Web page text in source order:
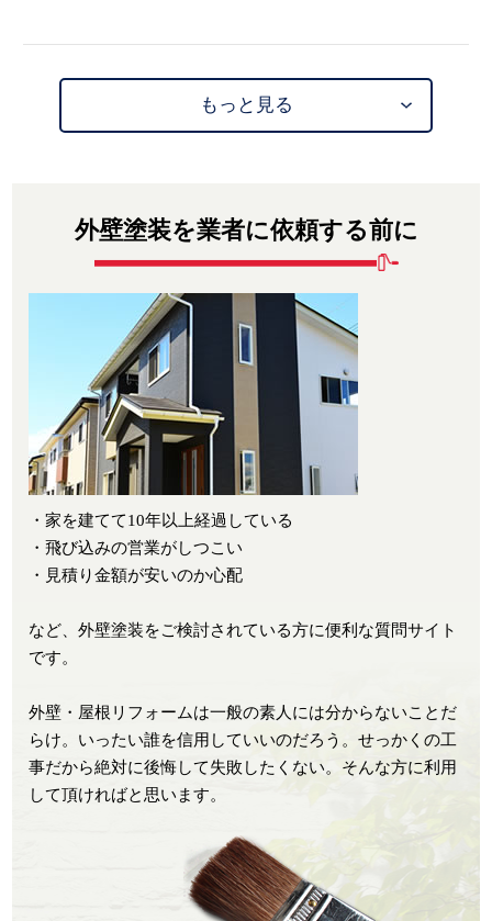
もっと見る
外壁塗装を業者に依頼する前に
・家を建てて10年以上経過している
・飛び込みの営業がしつこい
・見積り金額が安いのか心配
など、外壁塗装をご検討されている方に便利な質問サイト
です。
外壁・屋根リフォームは一般の素人には分からないことだ
らけ。いったい誰を信用していいのだろう。せっかくの工
事だから絶対に後悔して失敗したくない。そんな方に利用
して頂ければと思います。